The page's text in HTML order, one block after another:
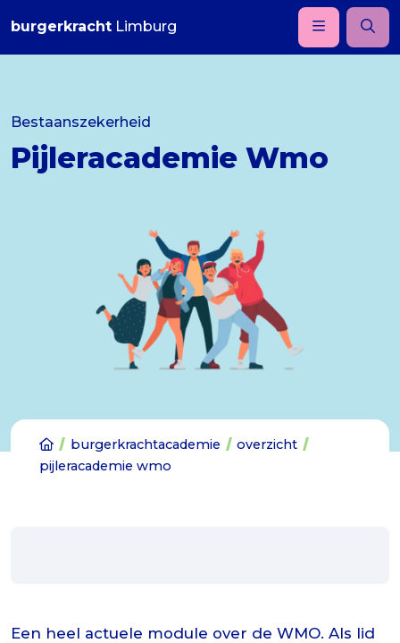
burgerkracht Limburg
Bestaanszekerheid
Pijleracademie Wmo
burgerkrachtacademie
overzicht
pijleracademie wmo
Een heel actuele module over de WMO. Als lid